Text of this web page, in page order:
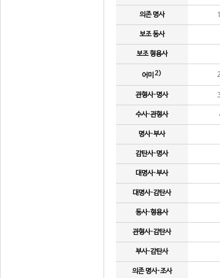
의존 명사
보조 동사
보조 형용사
어미 2)
관형사·명사
수사·관형사
명사·부사
감탄사·명사
대명사·부사
대명사·감탄사
동사·형용사
관형사·감탄사
부사·감탄사
의존 명사·조사